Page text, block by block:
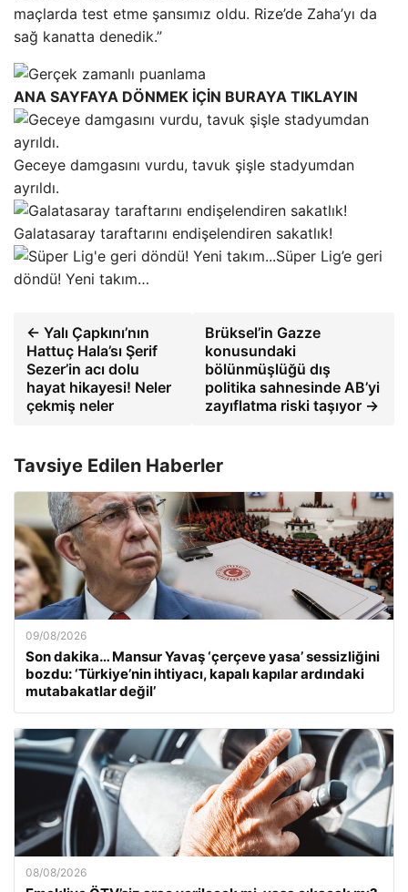
maçlarda test etme şansımız oldu. Rize’de Zaha’yı da
sağ kanatta denedik.”
ANA SAYFAYA DÖNMEK İÇİN BURAYA TIKLAYIN
Geceye damgasını vurdu, tavuk şişle stadyumdan
ayrıldı.
Galatasaray taraftarını endişelendiren sakatlık!
Süper Lig’e geri
döndü! Yeni takım…
← Yalı Çapkını’nın
Hattuç Hala’sı Şerif
Sezer’in acı dolu
hayat hikayesi! Neler
çekmiş neler
Brüksel’in Gazze
konusundaki
bölünmüşlüğü dış
politika sahnesinde AB’yi
zayıflatma riski taşıyor →
Tavsiye Edilen Haberler
09/08/2026
Son dakika… Mansur Yavaş ‘çerçeve yasa’ sessizliğini
bozdu: ‘Türkiye’nin ihtiyacı, kapalı kapılar ardındaki
mutabakatlar değil’
08/08/2026